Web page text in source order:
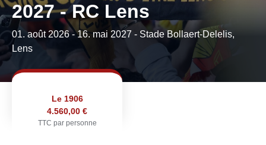
2027 - RC Lens
01. août 2026 - 16. mai 2027 - Stade Bollaert-Delelis,
Lens
Le 1906
4.560,00 €
TTC par personne